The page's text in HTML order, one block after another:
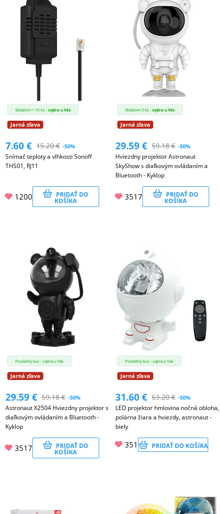
NOTEBOOK
GAMING
AUTOPRÍSLUŠENSTVO
SMART
DOMÁCNOSŤ
POPSOCKETY
SMART
AUDIO-
SPOTREBIČE
KANCELÁRIA
ŽIVOTNÝ
ŠTÝL
KRÁSA
Skladom > 10 ks -zajtra u Vás
Jarná zľava
7.60€ 15.20€ -50%
Snímač teploty a vlhkosti Sonoff
THS01, RJ11
1200 PRIDAŤ DO
KOŠÍKA
Skladom 3 ks -zajtra u Vás
Jarná zľava
29.59€ 59.18€ -50%
Hviezdny projektor Astronaut
SkyShow s diaľkovým ovládaním a
Bluetooth - Kyklop
3517 PRIDAŤ DO
KOŠÍKA
Posledný kus - zajtra u Vás
Jarná zľava
29.59€ 59.18€ -50%
Astronaut X2504 Hviezdny projektor s
diaľkovým ovládaním a Bluetooth -
Kyklop
3517 PRIDAŤ DO
KOŠÍKA
Posledný kus - zajtra u Vás
Jarná zľava
31.60€ 63.20€ -50%
LED projektor hmlovina nočná obloha,
polárna žiara a hviezdy, astronaut -
biely
351 PRIDAŤ DO KOŠÍKA